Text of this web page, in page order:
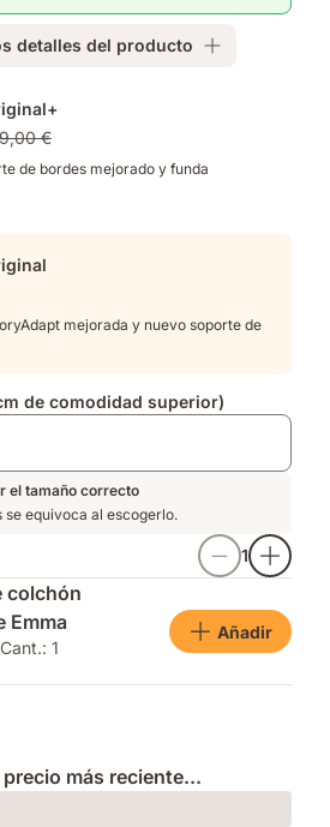
detalles del producto
€
de bordes mejorado y funda
mejorada y nuevo soporte de
de comodidad superior)
el tamaño correcto
se equivoca al escogerlo.
1
colchón
Emma
1
Añadir
más reciente...